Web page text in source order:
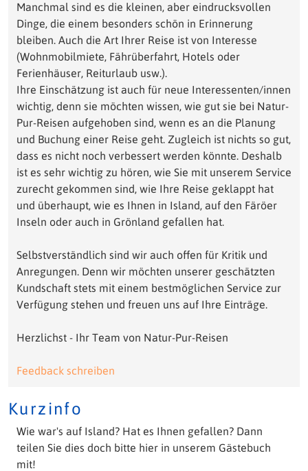
Manchmal sind es die kleinen, aber eindrucksvollen
Dinge, die einem besonders schön in Erinnerung
bleiben. Auch die Art Ihrer Reise ist von Interesse
(Wohnmobilmiete, Fährüberfahrt, Hotels oder
Ferienhäuser, Reiturlaub usw.).
Ihre Einschätzung ist auch für neue Interessenten/innen
wichtig, denn sie möchten wissen, wie gut sie bei Natur-
Pur-Reisen aufgehoben sind, wenn es an die Planung
und Buchung einer Reise geht. Zugleich ist nichts so gut,
dass es nicht noch verbessert werden könnte. Deshalb
ist es sehr wichtig zu hören, wie Sie mit unserem Service
zurecht gekommen sind, wie Ihre Reise geklappt hat
und überhaupt, wie es Ihnen in Island, auf den Färöer
Inseln oder auch in Grönland gefallen hat.
Selbstverständlich sind wir auch offen für Kritik und
Anregungen. Denn wir möchten unserer geschätzten
Kundschaft stets mit einem bestmöglichen Service zur
Verfügung stehen und freuen uns auf Ihre Einträge.
Herzlichst - Ihr Team von Natur-Pur-Reisen
Feedback schreiben
Kurzinfo
Wie war's auf Island? Hat es Ihnen gefallen? Dann
teilen Sie dies doch bitte hier in unserem Gästebuch
mit!